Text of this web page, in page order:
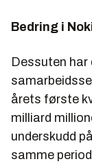
Bedring i
Dessuten har
årets første
milliard
underskudd
samme